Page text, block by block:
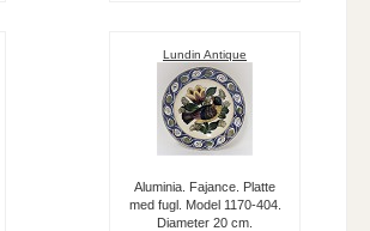
Lundin Antique
Aluminia. Fajance. Platte
med fugl. Model 1170-404.
Diameter 20 cm.